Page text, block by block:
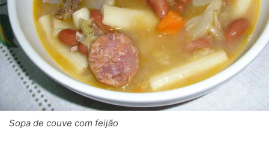
Sopa de couve com feijão